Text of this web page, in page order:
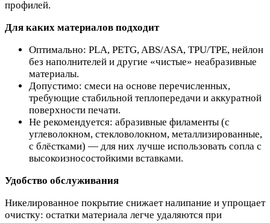
профилей.
Для каких материалов подходит
Оптимально: PLA, PETG, ABS/ASA, TPU/TPE, нейлон
без наполнителей и другие «чистые» неабразивные
материалы.
Допустимо: смеси на основе перечисленных,
требующие стабильной теплопередачи и аккуратной
поверхности печати.
Не рекомендуется: абразивные филаменты (с
углеволокном, стекловолокном, металлизированные,
с блёстками) — для них лучше использовать сопла с
высокоизносостойкими вставками.
Удобство обслуживания
Никелированное покрытие снижает налипание и упрощает
очистку: остатки материала легче удаляются при